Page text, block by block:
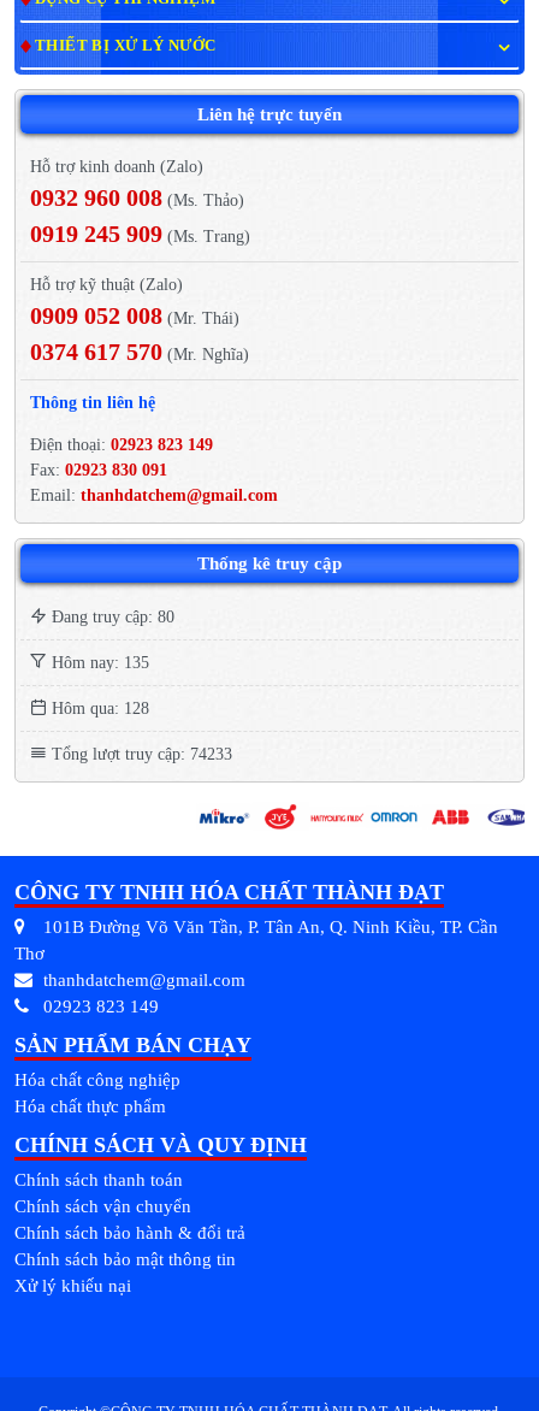
THIẾT BỊ XỬ LÝ NƯỚC
Liên hệ trực tuyến
Hỗ trợ kinh doanh (Zalo)
0932 960 008 (Ms. Thảo)
0919 245 909 (Ms. Trang)
Hỗ trợ kỹ thuật (Zalo)
0909 052 008 (Mr. Thái)
0374 617 570 (Mr. Nghĩa)
Thông tin liên hệ
Điện thoại: 02923 823 149
Fax: 02923 830 091
Email: thanhdatchem@gmail.com
Thống kê truy cập
Đang truy cập: 80
Hôm nay: 135
Hôm qua: 128
Tổng lượt truy cập: 74233
CÔNG TY TNHH HÓA CHẤT THÀNH ĐẠT
101B Đường Võ Văn Tần, P. Tân An, Q. Ninh Kiều, TP. Cần
Thơ
thanhdatchem@gmail.com
02923 823 149
SẢN PHẨM BÁN CHẠY
Hóa chất công nghiệp
Hóa chất thực phẩm
CHÍNH SÁCH VÀ QUY ĐỊNH
Chính sách thanh toán
Chính sách vận chuyển
Chính sách bảo hành & đổi trả
Chính sách bảo mật thông tin
Xử lý khiếu nại